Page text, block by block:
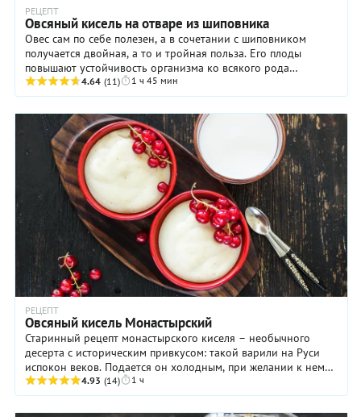
РЕЦЕПТ
Овсяный кисель на отваре из шиповника
Овес сам по себе полезен, а в сочетании с шиповником
получается двойная, а то и тройная польза. Его плоды
повышают устойчивость организма ко всякого рода
инфекциям, укрепляют стенки сосудов и ...
4.64 (11) 1 ч 45 мин
РЕЦЕПТ
Овсяный кисель Монастырский
Старинный рецепт монастырского киселя – необычного
десерта с историческим привкусом: такой варили на Руси
испокон веков. Подается он холодным, при желании к нему
можно добавить ягоды и нарезанные ...
4.93 (14) 1 ч